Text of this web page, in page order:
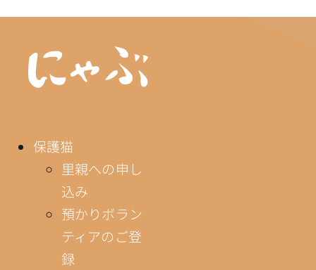
保護猫
里親への申し
込み
預かりボラン
ティアのご登
録